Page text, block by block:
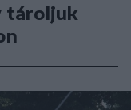
tároljuk